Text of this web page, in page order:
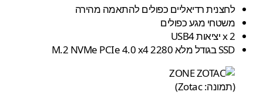
לחצנית רדיאליים כפולים להתאמה מהירה
משטחי מגע כפולים
SSD בגודל מלא 2280 M.2 NVMe PCIe 4.0 x4
(תמונה: Zotac)